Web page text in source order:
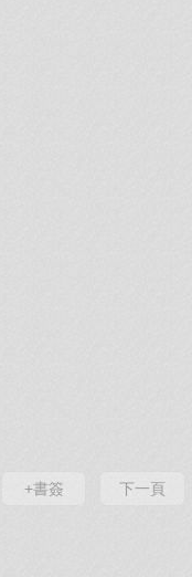
+書簽 下一頁